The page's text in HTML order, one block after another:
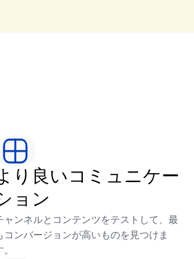
り良いコミュニケー
ョン
ャンネルとコンテンツをテストして、最
コンバージョンが高いものを見つけま